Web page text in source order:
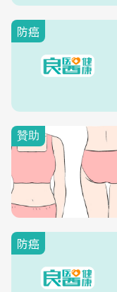
防癌
防癌